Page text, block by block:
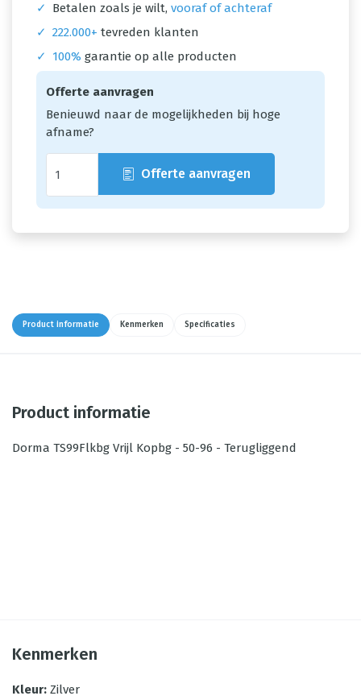
✓
Betalen zoals je wilt, vooraf of achteraf
✓ 222.000+ tevreden klanten
✓
100% garantie op alle producten
Offerte aanvragen
Benieuwd naar de mogelijkheden bij hoge
afname?
Offerte aanvragen
Product informatie Kenmerken Specificaties
Product informatie
Dorma TS99Flkbg Vrijl Kopbg - 50-96 - Terugliggend
Kenmerken
Kleur: Zilver